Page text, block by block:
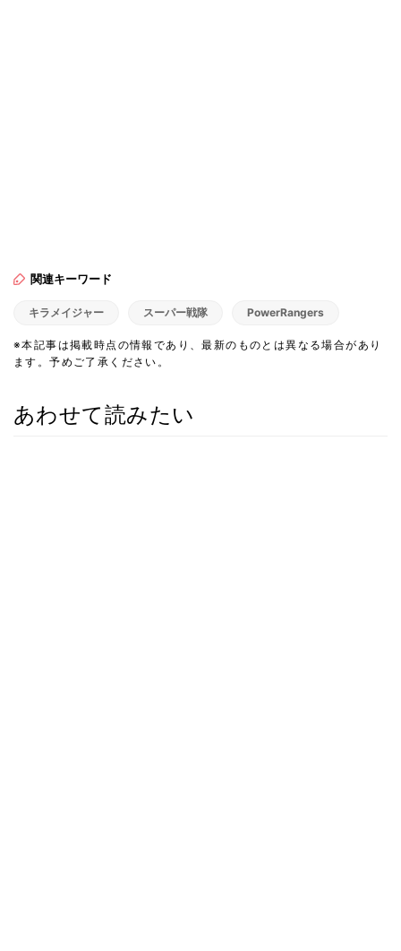
関連キーワード
キラメイジャー スーパー戦隊 PowerRangers
※本記事は掲載時点の情報であり、最新のものとは異なる場合があり
ます。予めご了承ください。
あわせて読みたい